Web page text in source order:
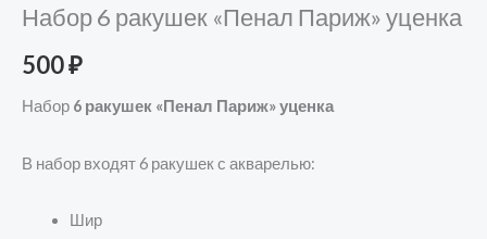
Набор 6 ракушек «Пенал Париж» уценка
500₽
Набор 6 ракушек «Пенал Париж» уценка
В набор входят 6 ракушек с акварелью:
Шир